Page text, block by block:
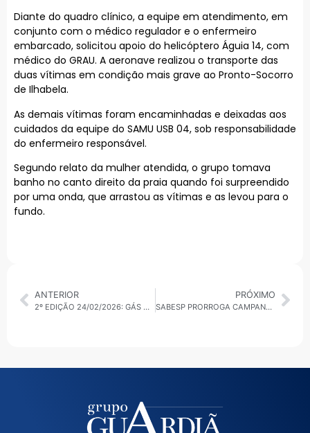
Diante do quadro clínico, a equipe em atendimento, em
conjunto com o médico regulador e o enfermeiro
embarcado, solicitou apoio do helicóptero Águia 14, com
médico do GRAU. A aeronave realizou o transporte das
duas vítimas em condição mais grave ao Pronto-Socorro
de Ilhabela.
As demais vítimas foram encaminhadas e deixadas aos
cuidados da equipe do SAMU USB 04, sob responsabilidade
do enfermeiro responsável.
Segundo relato da mulher atendida, o grupo tomava
banho no canto direito da praia quando foi surpreendido
por uma onda, que arrastou as vítimas e as levou para o
fundo.
ANTERIOR
2º EDIÇÃO 24/02/2026: GÁS DO POVO, GABINETE DE CRISE EM SP E EXPLOSÃO EM MOSCOU
PRÓXIMO
SABESP PRORROGA CAMPANHA DE RENEGOCIAÇÃO DE DÍVIDAS POR WHATSAPP